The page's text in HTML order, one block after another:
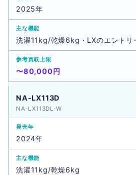
2025年
洗濯11kg/乾燥6kg・LXのエントリ
〜80,000円
NA-LX113D
NA-LX113DL-W
2024年
洗濯11kg/乾燥6kg